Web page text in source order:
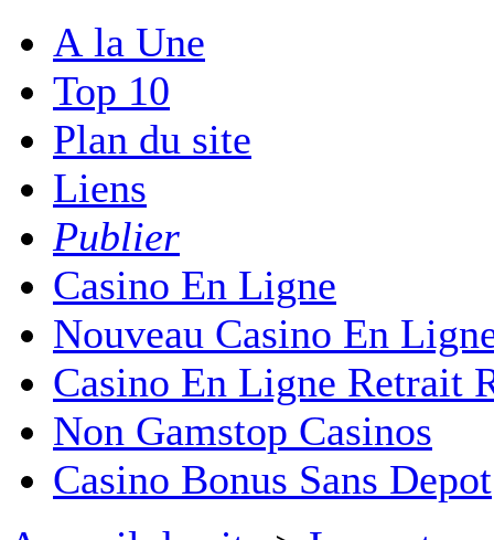
A la Une
Top 10
Plan du site
Liens
Publier
Casino En Ligne
Nouveau Casino En
Casino En Ligne Retrait
Non Gamstop Casinos
Casino Bonus Sans Depot